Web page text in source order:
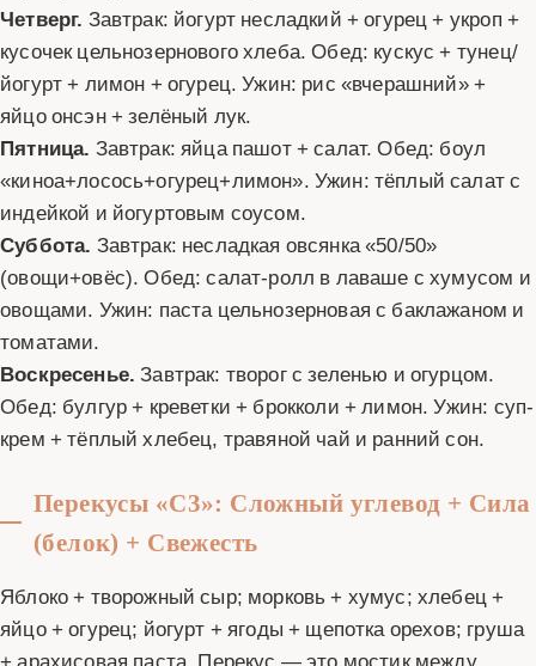
Четверг. Завтрак: йогурт несладкий + огурец + укроп +
кусочек цельнозернового хлеба. Обед: кускус + тунец/
йогурт + лимон + огурец. Ужин: рис «вчерашний» +
яйцо онсэн + зелёный лук.
Пятница. Завтрак: яйца пашот + салат. Обед: боул
«киноа+лосось+огурец+лимон». Ужин: тёплый салат с
индейкой и йогуртовым соусом.
Суббота. Завтрак: несладкая овсянка «50/50»
(овощи+овёс). Обед: салат-ролл в лаваше с хумусом и
овощами. Ужин: паста цельнозерновая с баклажаном и
томатами.
Воскресенье. Завтрак: творог с зеленью и огурцом.
Обед: булгур + креветки + брокколи + лимон. Ужин: суп-
крем + тёплый хлебец, травяной чай и ранний сон.
Перекусы «С3»: Сложный углевод + Сила
(белок) + Свежесть
Яблоко + творожный сыр; морковь + хумус; хлебец +
яйцо + огурец; йогурт + ягоды + щепотка орехов; груша
+ арахисовая паста. Перекус — это мостик между